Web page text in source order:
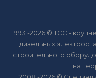
1993 -2026 © ТСС -
дизельных
строительного
на